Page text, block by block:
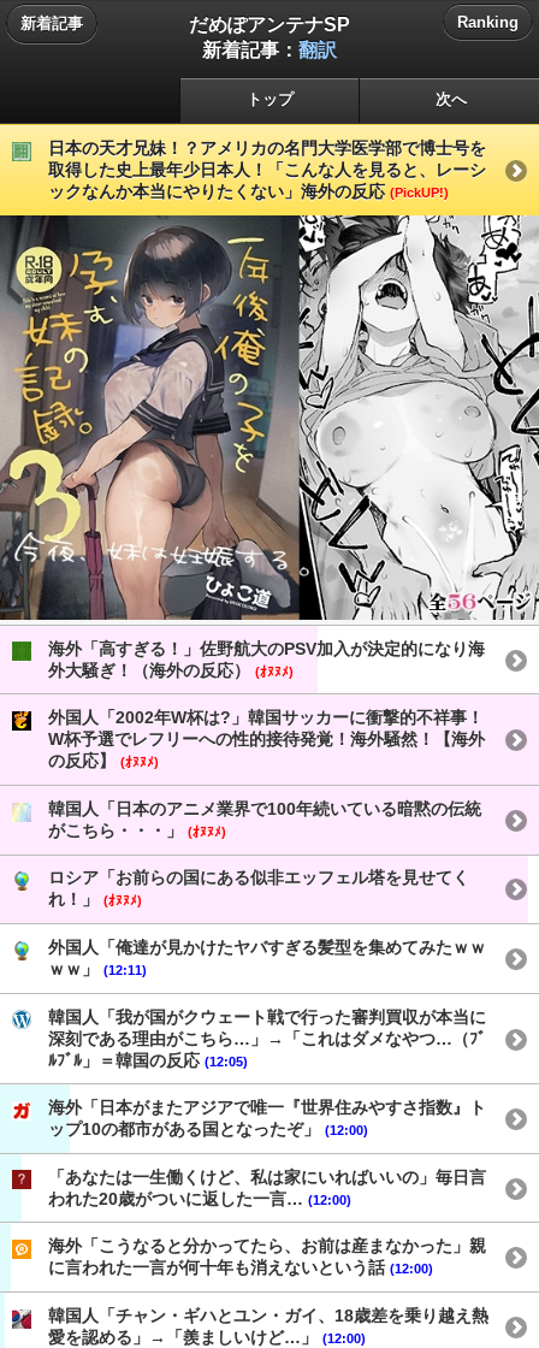
新着記事
だめぽアンテナSP
新着記事： 翻訳
Ranking
トップ 次へ
日本の天才兄妹！？アメリカの名門大学医学部で博士号を
取得した史上最年少日本人！「こんな人を見ると、レーシ
ックなんか本当にやりたくない」海外の反応 (PickUP!)
海外「高すぎる！」佐野航大のPSV加入が決定的になり海
外大騒ぎ！（海外の反応）
(ｵﾇﾇﾒ)
外国人「2002年W杯は?」韓国サッカーに衝撃的不祥事！
W杯予選でレフリーへの性的接待発覚！海外騒然！【海外
の反応】
(ｵﾇﾇﾒ)
韓国人「日本のアニメ業界で100年続いている暗黙の伝統
がこちら・・・」
(ｵﾇﾇﾒ)
ロシア「お前らの国にある似非エッフェル塔を見せてく
れ！」
(ｵﾇﾇﾒ)
外国人「俺達が見かけたヤバすぎる髪型を集めてみたｗｗ
ｗｗ」
(12:11)
韓国人「我が国がクウェート戦で行った審判買収が本当に
深刻である理由がこちら…」→「これはダメなやつ…（ﾌﾞ
ﾙﾌﾞﾙ」＝韓国の反応 (12:05)
海外「日本がまたアジアで唯一『世界住みやすさ指数』ト
ップ10の都市がある国となったぞ」
(12:00)
「あなたは一生働くけど、私は家にいればいいの」毎日言
われた20歳がついに返した一言… (12:00)
海外「こうなると分かってたら、お前は産まなかった」親
に言われた一言が何十年も消えないという話 (12:00)
韓国人「チャン・ギハとユン・ガイ、18歳差を乗り越え熱
愛を認める」→「羨ましいけど…」
(12:00)